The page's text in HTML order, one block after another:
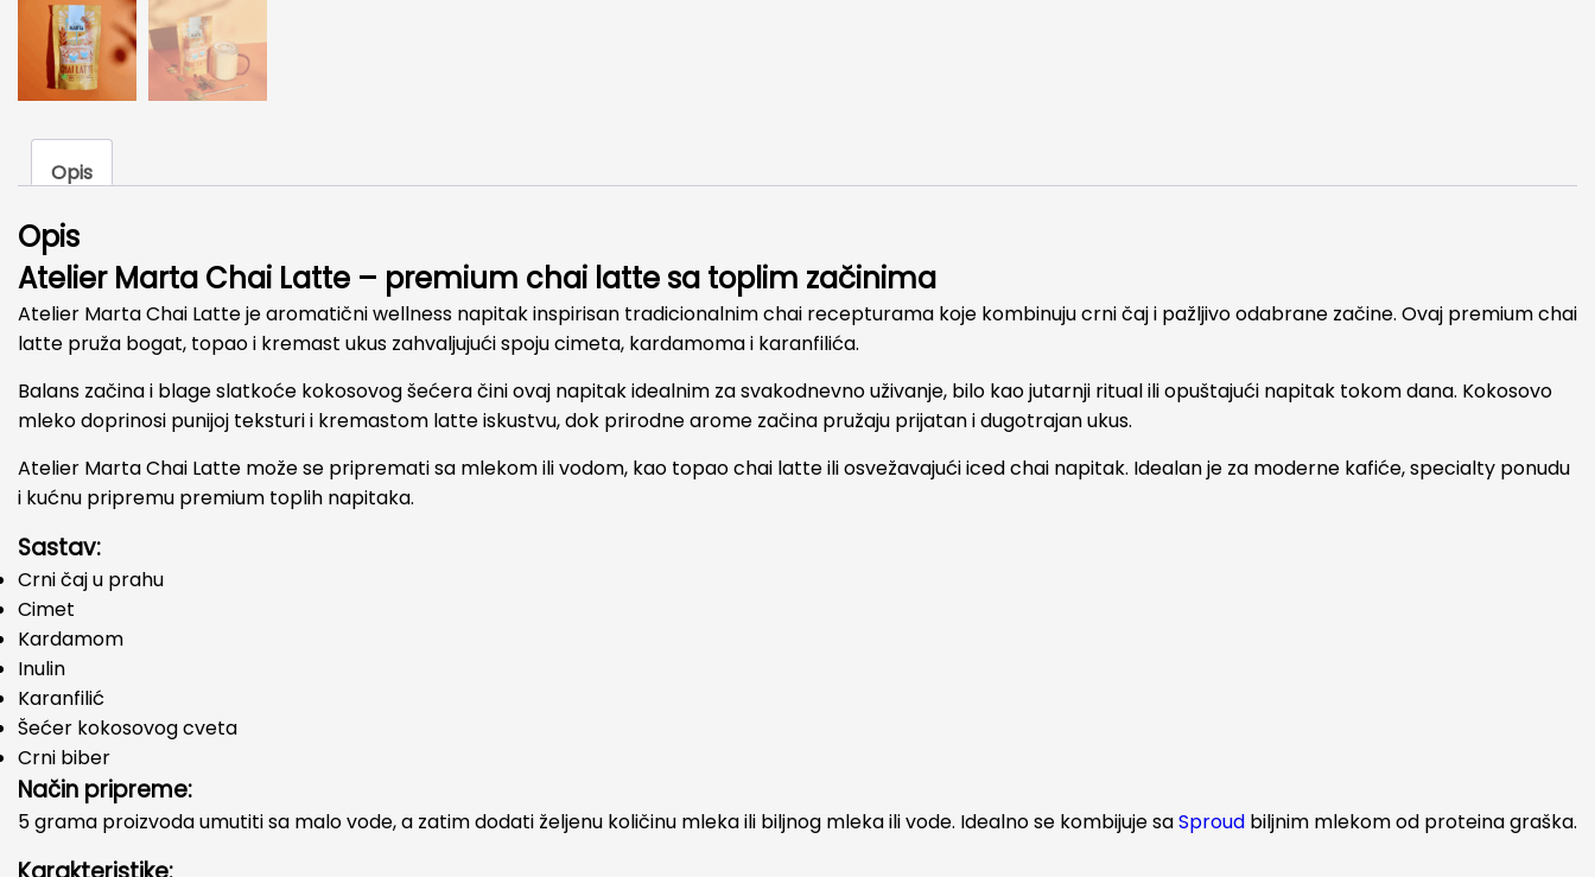
Opis
Opis
Atelier Marta Chai Latte – premium chai latte sa toplim začinima
Atelier Marta Chai Latte je aromatični wellness napitak inspirisan tradicionalnim chai recepturama koje kombinuju crni čaj i pažljivo odabrane začine. Ovaj premium chai
latte pruža bogat, topao i kremast ukus zahvaljujući spoju cimeta, kardamoma i karanfilića.
Balans začina i blage slatkoće kokosovog šećera čini ovaj napitak idealnim za svakodnevno uživanje, bilo kao jutarnji ritual ili opuštajući napitak tokom dana. Kokosovo
mleko doprinosi punijoj teksturi i kremastom latte iskustvu, dok prirodne arome začina pružaju prijatan i dugotrajan ukus.
Atelier Marta Chai Latte može se pripremati sa mlekom ili vodom, kao topao chai latte ili osvežavajući iced chai napitak. Idealan je za moderne kafiće, specialty ponudu
i kućnu pripremu premium toplih napitaka.
Sastav:
Crni čaj u prahu
Cimet
Kardamom
Inulin
Karanfilić
Šećer kokosovog cveta
Crni biber
Način pripreme:
5 grama proizvoda umutiti sa malo vode, a zatim dodati željenu količinu mleka ili biljnog mleka ili vode. Idealno se kombijuje saSproud biljnim mlekom od proteina graška.